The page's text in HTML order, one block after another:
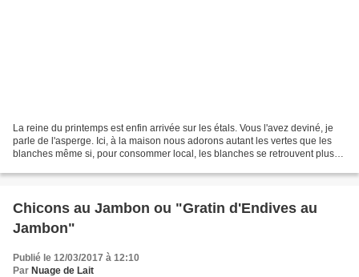
La reine du printemps est enfin arrivée sur les étals. Vous l'avez deviné, je
parle de l'asperge. Ici, à la maison nous adorons autant les vertes que les
blanches même si, pour consommer local, les blanches se retrouvent plus
Chicons au Jambon ou "Gratin d'Endives au
Jambon"
Publié le 12/03/2017 à 12:10
Par Nuage de Lait